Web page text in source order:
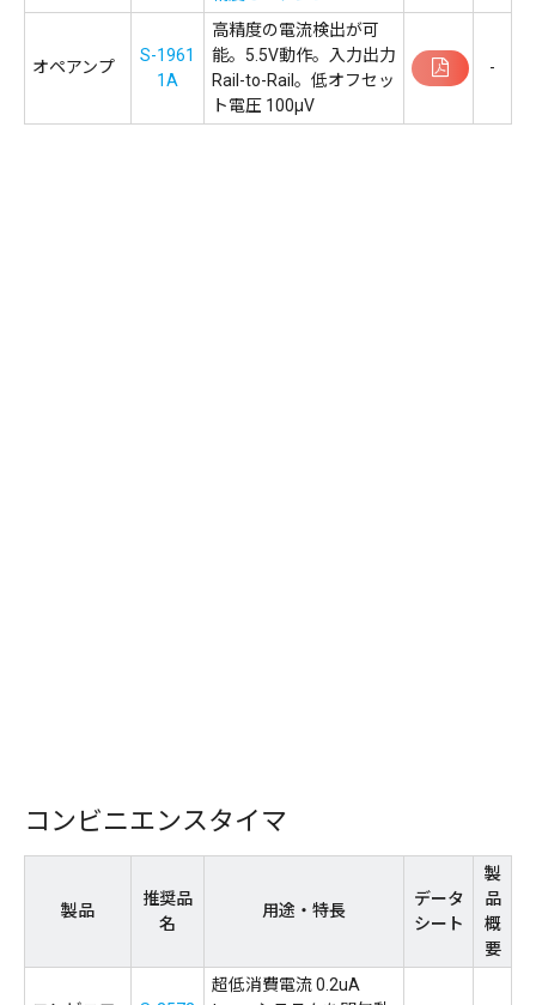
オペアンプ
S-1961
1A
高精度の電流検出が可
能。5.5V動作。入力出力
Rail-to-Rail。低オフセッ
ト電圧 100μV
-
コンビニエンスタイマ
製品
推奨品
名
用途・特長
データ
シート
製
品
概
要
超低消費電流 0.2uA